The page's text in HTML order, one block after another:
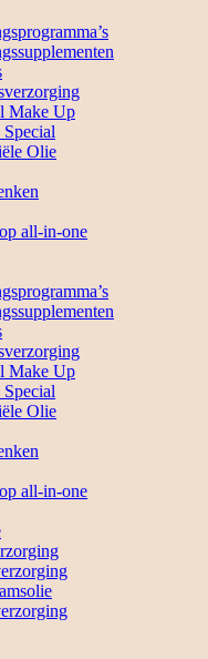
Make Up
Olie
all-in-one
Make Up
Olie
all-in-one